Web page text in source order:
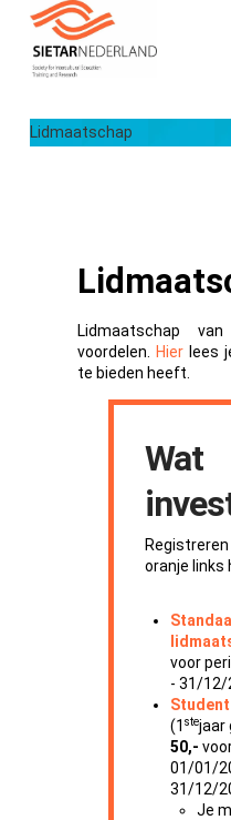
Lidmaatschap
Lidmaatschap
voordelen. Hier lees
te bieden heeft.
Wat
oranje links
voor
- 31/12/
(1stejaar
50,-
01/01/
31/12/
Je